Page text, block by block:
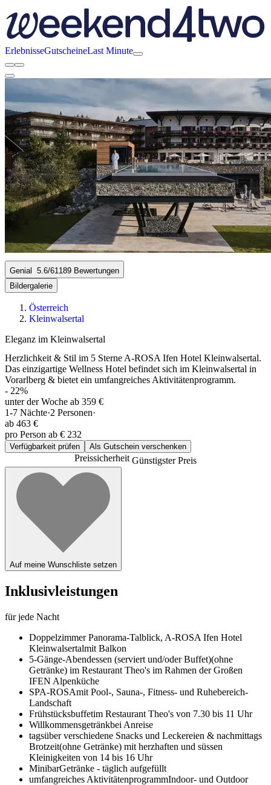
ErlebnisseGutscheineLast Minute
Genial 5.6/61189 Bewertungen
Bildergalerie
Österreich
Kleinwalsertal
Eleganz im Kleinwalsertal
Herzlichkeit & Stil im 5 Sterne A-ROSA Ifen Hotel Kleinwalsertal.
Das einzigartige Wellness Hotel befindet sich im Kleinwalsertal in
Vorarlberg & bietet ein umfangreiches Aktivitätenprogramm.
- 22%
unter der Woche ab 359 €
1-7 Nächte·2 Personen·
ab 463 €
pro Person ab € 232
Verfügbarkeit prüfen Als Gutschein verschenken
PreissicherheitGünstigster Preis
Auf meine Wunschliste setzen
Inklusivleistungen
für jede Nacht
Doppelzimmer Panorama-Talblick, A-ROSA Ifen Hotel
Kleinwalsertalmit Balkon
5-Gänge-Abendessen (serviert und/oder Buffet)(ohne
Getränke) im Restaurant Theo's im Rahmen der Großen
IFEN Alpenküche
SPA-ROSAmit Pool-, Sauna-, Fitness- und Ruhebereich-
Landschaft
Frühstücksbuffetim Restaurant Theo's von 7.30 bis 11 Uhr
Willkommensgetränkbei Anreise
tagsüber verschiedene Snacks und Leckereien & nachmittags
Brotzeit(ohne Getränke) mit herzhaften und süssen
Kleinigkeiten von 14 bis 16 Uhr
MinibarGetränke - täglich aufgefüllt
umfangreiches AktivitätenprogrammIndoor- und Outdoor